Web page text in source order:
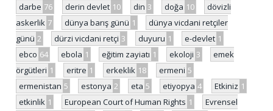
darbe 76 derin devlet 10 din 3 doğa 10
dövizli
askerlik 7 dünya barış günü 1
dünya vicdani retçiler
günü 2 dürzi vicdani retçi 3 duyuru 1 e-devlet 1
ebco 64 ebola 1 eğitim zayiatı 1 ekoloji 3
emek
örgütleri 1 eritre 1 erkeklik 18 ermeni 5
ermenistan 5 estonya 2 eta 5 etiyopya 4 Etkiniz 1
etkinlik 1 European Court of Human Rights 1
Evrensel